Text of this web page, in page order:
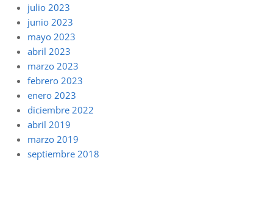
julio 2023
junio 2023
mayo 2023
abril 2023
marzo 2023
febrero 2023
enero 2023
diciembre 2022
abril 2019
marzo 2019
septiembre 2018